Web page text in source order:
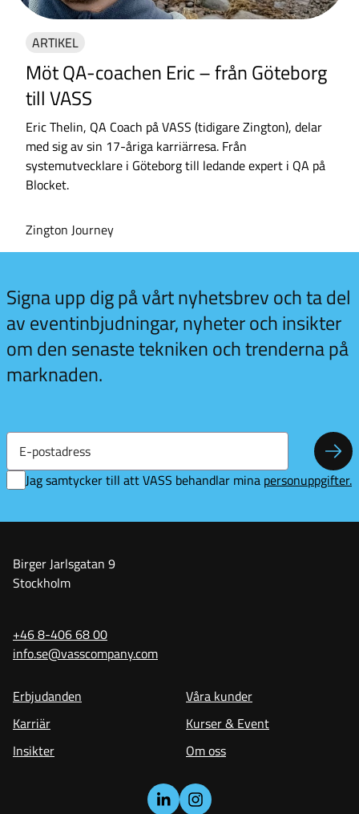
ARTIKEL
Möt QA-coachen Eric – från Göteborg
till VASS
Eric Thelin, QA Coach på VASS (tidigare Zington), delar
med sig av sin 17-åriga karriärresa. Från
systemutvecklare i Göteborg till ledande expert i QA på
Blocket.
Zington Journey
Signa upp dig på vårt nyhetsbrev och ta del
av eventinbjudningar, nyheter och insikter
om den senaste tekniken och trenderna på
marknaden.
E-
postadress
Jag samtycker till att VASS behandlar mina personuppgifter.
kul
Birger Jarlsgatan 9
Stockholm
+46 8-406 68 00
info.se@vasscompany.com
Erbjudanden
Våra kunder
Karriär
Kurser & Event
Insikter
Om oss